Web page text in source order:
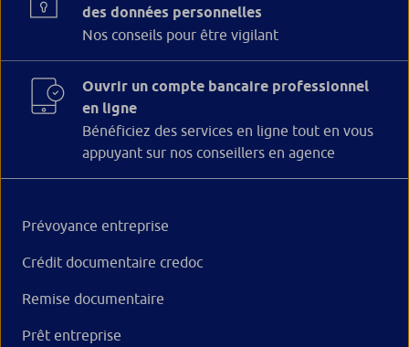
des données personnelles
Nos conseils pour être vigilant
Ouvrir un compte bancaire professionnel
en ligne
Bénéficiez des services en ligne tout en vous
appuyant sur nos conseillers en agence
Prévoyance entreprise
Crédit documentaire credoc
Remise documentaire
Prêt entreprise